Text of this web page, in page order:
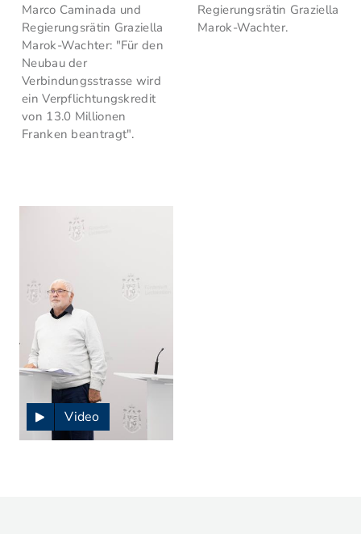
Marco Caminada und
Regierungsrätin Graziella
Marok-Wachter: "Für den
Neubau der
Verbindungsstrasse wird
ein Verpflichtungskredit
von 13.0 Millionen
Franken beantragt".
Regierungsrätin Graziella
Marok-Wachter.
Video